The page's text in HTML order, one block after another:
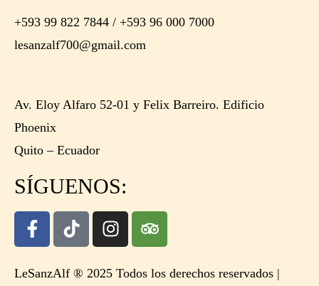
+593 99 822 7844 / +593 96 000 7000
lesanzalf700@gmail.com
Av. Eloy Alfaro 52-01 y Felix Barreiro. Edificio
Phoenix
Quito – Ecuador
SÍGUENOS:
LeSanzAlf ® 2025 Todos los derechos reservados |